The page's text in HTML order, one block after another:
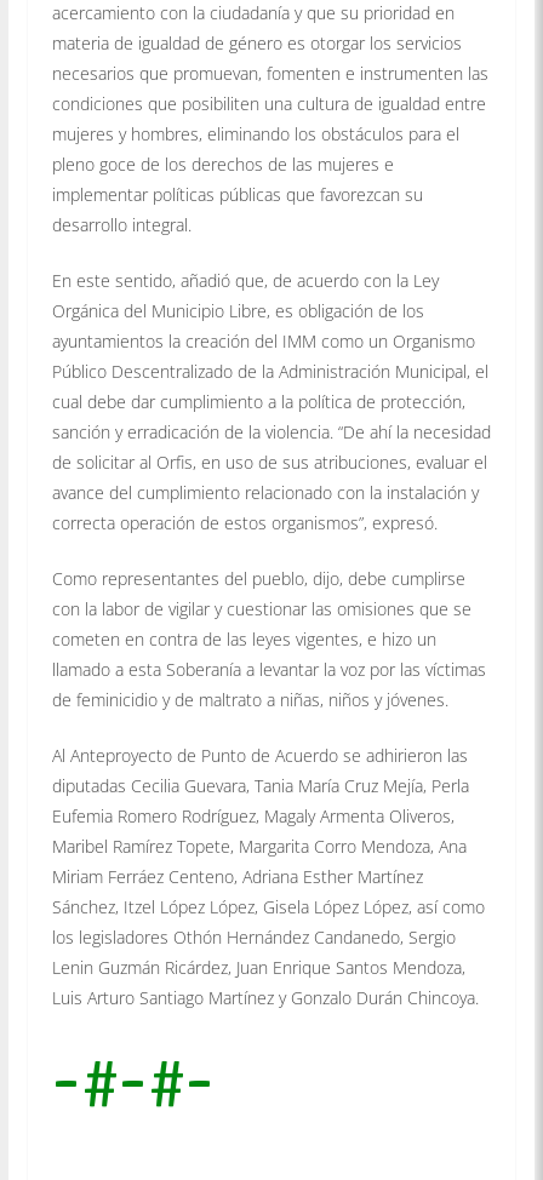
acercamiento con la ciudadanía y que su prioridad en
materia de igualdad de género es otorgar los servicios
necesarios que promuevan, fomenten e instrumenten las
condiciones que posibiliten una cultura de igualdad entre
mujeres y hombres, eliminando los obstáculos para el
pleno goce de los derechos de las mujeres e
implementar políticas públicas que favorezcan su
desarrollo integral.
En este sentido, añadió que, de acuerdo con la Ley
Orgánica del Municipio Libre, es obligación de los
ayuntamientos la creación del IMM como un Organismo
Público Descentralizado de la Administración Municipal, el
cual debe dar cumplimiento a la política de protección,
sanción y erradicación de la violencia. “De ahí la necesidad
de solicitar al Orfis, en uso de sus atribuciones, evaluar el
avance del cumplimiento relacionado con la instalación y
correcta operación de estos organismos”, expresó.
Como representantes del pueblo, dijo, debe cumplirse
con la labor de vigilar y cuestionar las omisiones que se
cometen en contra de las leyes vigentes, e hizo un
llamado a esta Soberanía a levantar la voz por las víctimas
de feminicidio y de maltrato a niñas, niños y jóvenes.
Al Anteproyecto de Punto de Acuerdo se adhirieron las
diputadas Cecilia Guevara, Tania María Cruz Mejía, Perla
Eufemia Romero Rodríguez, Magaly Armenta Oliveros,
Maribel Ramírez Topete, Margarita Corro Mendoza, Ana
Miriam Ferráez Centeno, Adriana Esther Martínez
Sánchez, Itzel López López, Gisela López López, así como
los legisladores Othón Hernández Candanedo, Sergio
Lenin Guzmán Ricárdez, Juan Enrique Santos Mendoza,
Luis Arturo Santiago Martínez y Gonzalo Durán Chincoya.
-#-#-